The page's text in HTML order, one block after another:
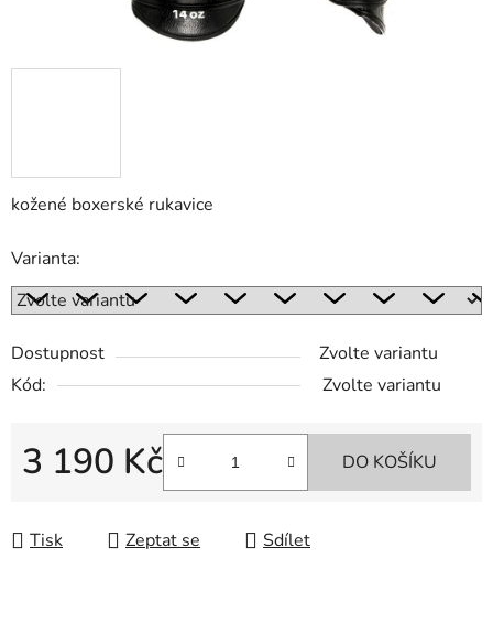
kožené boxerské rukavice
Varianta:
Dostupnost
Zvolte variantu
Kód:
Zvolte variantu
3 190 Kč DO KOŠÍKU
Tisk Zeptat se Sdílet